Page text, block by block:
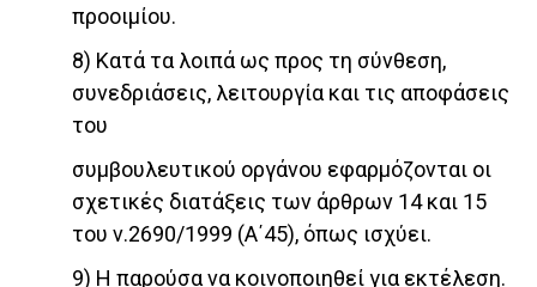
προοιμίου.
8) Κατά τα λοιπά ως προς τη σύνθεση,
συνεδριάσεις, λειτουργία και τις αποφάσεις
του
συμβουλευτικού οργάνου εφαρμόζονται οι
σχετικές διατάξεις των άρθρων 14 και 15
του ν.2690/1999 (Α΄45), όπως ισχύει.
9) Η παρούσα να κοινοποιηθεί για εκτέλεση.